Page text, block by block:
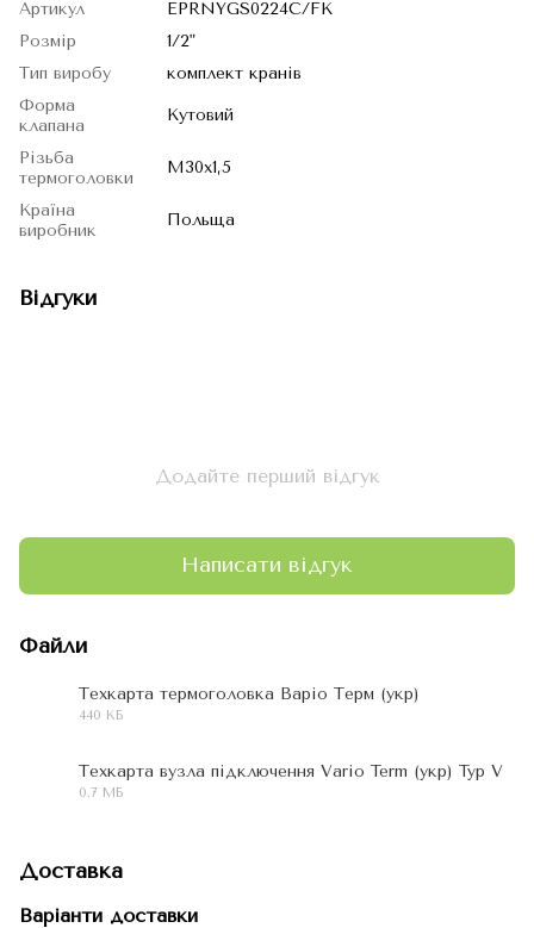
Артикул
EPRNYGS0224C/FK
Розмір
1/2"
Тип виробу
комплект кранів
Форма
клапана
Кутовий
Різьба
термоголовки
М30х1,5
Країна
виробник
Польща
Відгуки
Додайте перший відгук
Написати відгук
Файли
Техкарта термоголовка Варіо Терм (укр)
440 КБ
Техкарта вузла підключення Vario Term (укр) Typ V
0.7 МБ
Доставка
Варіанти доставки